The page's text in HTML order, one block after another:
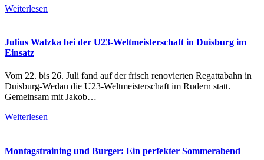
Weiterlesen
Julius Watzka bei der U23-Weltmeisterschaft in Duisburg im
Einsatz
Vom 22. bis 26. Juli fand auf der frisch renovierten Regattabahn in
Duisburg-Wedau die U23-Weltmeisterschaft im Rudern statt.
Gemeinsam mit Jakob…
Weiterlesen
Montagstraining und Burger: Ein perfekter Sommerabend